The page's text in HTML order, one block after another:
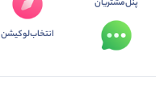
پنل‌مشتریان
انتخاب‌لوکیشن